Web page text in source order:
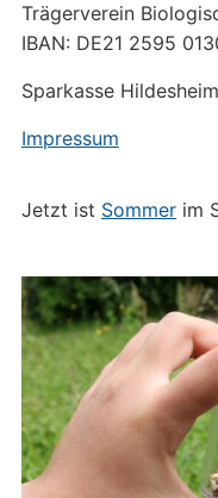
Trägerverein
IBAN: DE21 2595
Sparkasse
Impressum
Jetzt ist Sommerim